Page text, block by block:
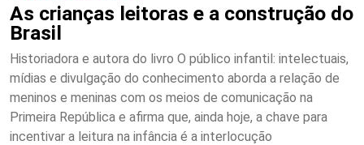
As crianças leitoras e a construção do
Brasil
Historiadora e autora do livro O público infantil: intelectuais,
mídias e divulgação do conhecimento aborda a relação de
meninos e meninas com os meios de comunicação na
Primeira República e afirma que, ainda hoje, a chave para
incentivar a leitura na infância é a interlocução